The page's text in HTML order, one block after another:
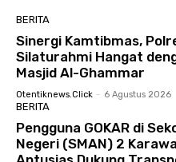
BERITA
Sinergi Kamtibmas,
Silaturahmi Hangat
Masjid Al-Ghammar
Otentiknews.click - 6 Agustus 2026
BERITA
Pengguna GOKAR di
Negeri (SMAN) 2